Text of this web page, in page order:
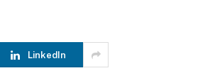
LinkedIn